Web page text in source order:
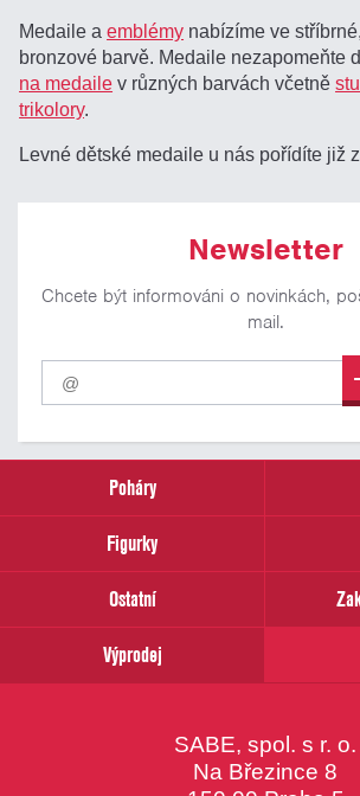
Medaile aemblémy nabízíme ve
bronzové barvě. Medaile nezapomeňte
na medaile v různých barvách včetně
trikolory.
Levné dětské medaile u nás pořídíte již
Newsletter
Chcete být informováni o novinkách,
mail.
Pro
odběr
našich
email
Poháry
Figurky
Ostatní
Výprodej
SABE, spol. s r. o.
Na Březince 8